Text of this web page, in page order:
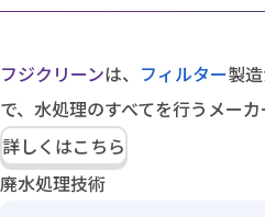
フジクリーンは、 フィルター製
で、水処理のすべてを行うメーカ
詳しくはこちら
廃水処理技術